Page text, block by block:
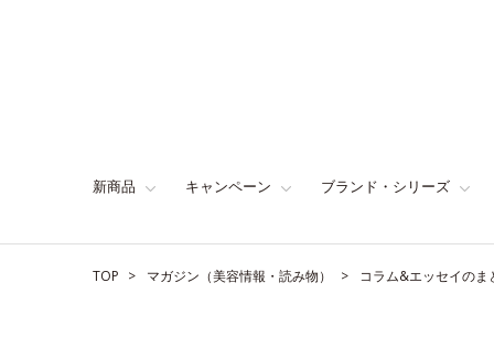
新商品 キャンペーン ブランド・シリーズ
TOP マガジン（美容情報・読み物） コラム&エッセイのま